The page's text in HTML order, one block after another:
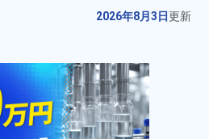
2026年8月3日更新